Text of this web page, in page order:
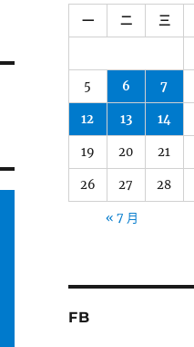
一 二 三
5 6 7
12 13 14
19 20 21
26 27 28
« 7 月
FB